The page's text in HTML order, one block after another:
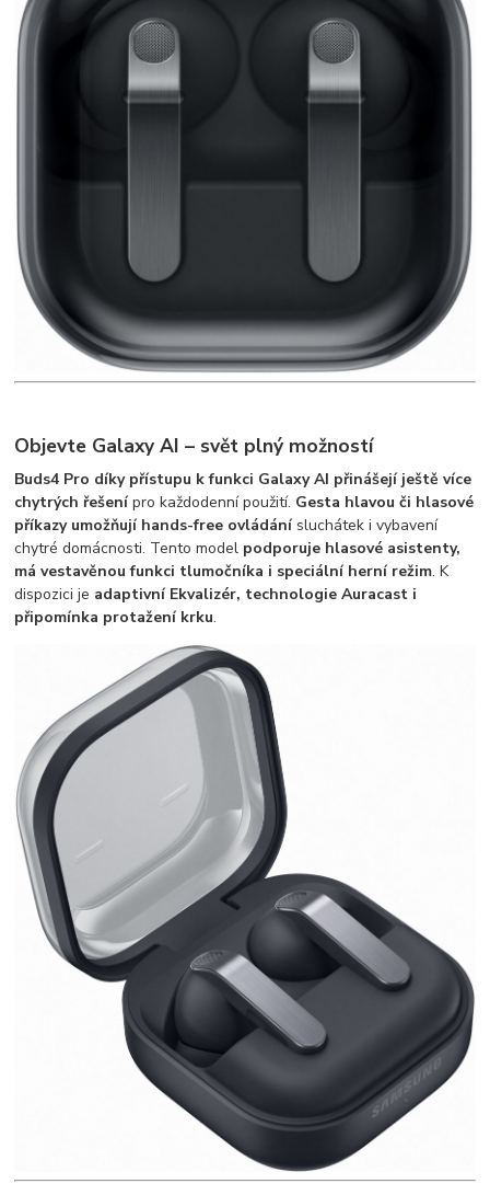
Objevte Galaxy AI – svět plný možností
Buds4 Pro díky přístupu k funkci Galaxy AI přinášejí ještě více
chytrých řešenípro každodenní použití. Gesta hlavou či hlasové
příkazy umožňují hands-free ovládánísluchátek i vybavení
chytré domácnosti. Tento model podporuje hlasové asistenty,
má vestavěnou funkci tlumočníka i speciální herní režim. K
dispozici je adaptivní Ekvalizér, technologie Auracast i
připomínka protažení krku.